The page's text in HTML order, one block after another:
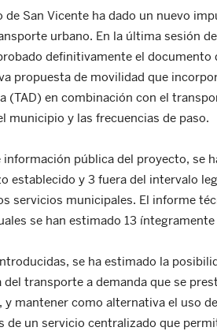
de San Vicente ha dado un nuevo
urbano. En la última sesión
definitivamente el
propuesta de movilidad que
(TAD) en combinación con el
municipio y las frecuencias de paso.
información pública del proyecto, se
establecido y 3 fuera del intervalo
servicios municipales. El informe
se han estimado 13
se ha estimado la
del transporte a demanda que se
y mantener como alternativa el uso
de un servicio centralizado que